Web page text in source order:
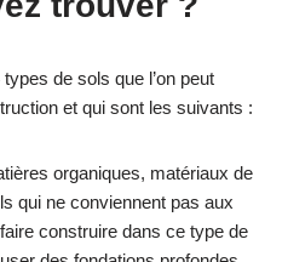
de sols que l’on peut
et qui sont les suivants :
organiques, matériaux de
qui ne conviennent pas aux
construire dans ce type de